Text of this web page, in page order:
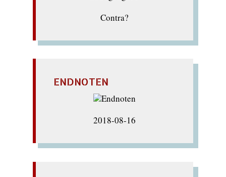
Contra?
ENDNOTEN
2018-08-16